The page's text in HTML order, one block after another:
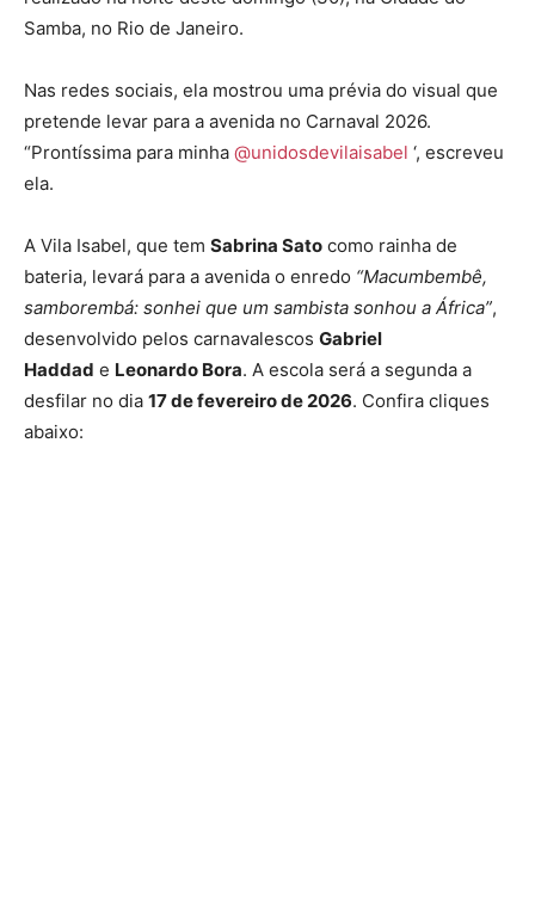
Samba, no Rio de Janeiro.
Nas redes sociais, ela mostrou uma prévia do visual que
pretende levar para a avenida no Carnaval 2026.
“Prontíssima para minha @unidosdevilaisabel ‘, escreveu
ela.
A Vila Isabel, que tem Sabrina Sato como rainha de
bateria, levará para a avenida o enredo “Macumbembê,
samborembá: sonhei que um sambista sonhou a África”,
desenvolvido pelos carnavalescos Gabriel
Haddad e Leonardo Bora. A escola será a segunda a
desfilar no dia 17 de fevereiro de 2026. Confira cliques
abaixo: